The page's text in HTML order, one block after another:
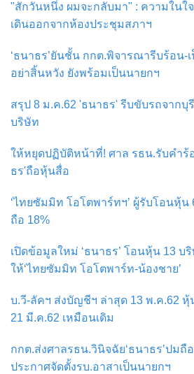
"สักวันหนึ่ง ผมจะกลับมา" : ความในใ
เดินออกจากห้องประชุมสภาฯ
‘ธนาธร’ยันชั้น กกต.พิจารณารีบร้อน-
อย่าสิ้นหวัง ยังพร้อมเป็นนายกฯ
สรุป 8 ม.ค.62 'ธนาธร' รีบขับรถจากบุ
บริษัท
ให้หยุดปฏิบัติหน้าที่! ศาล รธน.รับคำร้
ธร'ถือหุ้นสื่อ
‘ไทยซัมมิท โอโตพาร์ทฯ’ ผู้รับโอนหุ้น
ถือ 18%
เปิดข้อมูลใหม่ ‘ธนาธร’ โอนหุ้น 13 บ
ให้‘ไทยซัมมิท โอโตพาร์ท-น้องชาย’
บ.วี-ลัคฯ ส่งบัญชีฯ ล่าสุด 13 พ.ค.62 หุ้
21 มี.ค.62 เหมือนเดิม
กกต.ส่งศาลรธน.วินิจฉัย‘ธนาธร’ปมถื
ประกาศจัดตั้งรบ.อาสาเป็นนายกฯ